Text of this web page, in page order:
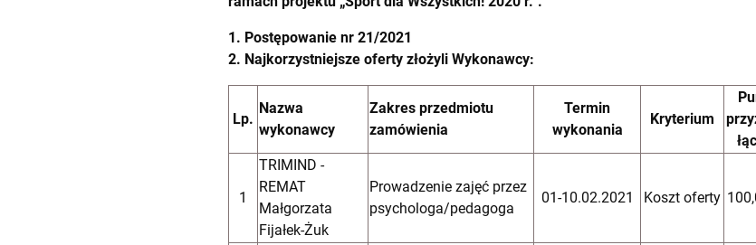
1. Postępowanie nr 21/2021
2. Najkorzystniejsze oferty złożyli Wykonawcy:
Lp.
Nazwa
wykonawcy
Zakres przedmiotu
zamówienia
Termin
wykonania
Kryterium
1
TRIMIND -
REMAT
Małgorzata
Fijałek-Żuk
Prowadzenie zajęć przez
psychologa/pedagoga
01-10.02.2021 Koszt oferty